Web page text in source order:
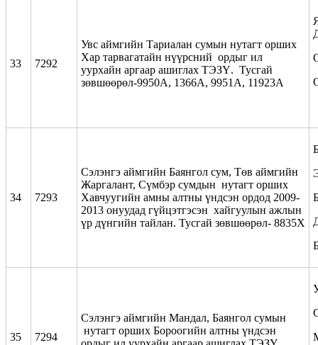
33 7292
Увс аймгийн Тариалан сумын нутагт орших
Хар тарвагатайн нүүрсний ордыг ил
уурхайн аргаар ашиглах ТЭЗҮ. Тусгай
зөвшөөрөл-9950А, 1366А, 9951А, 11923А
34 7293
Сэлэнгэ аймгийн Баянгол сум, Төв аймгийн
Жаргалант, Сүмбэр сумдын нутагт орших
Хавчуугийн амны алтны үндсэн ордод 2009-
2013 онуудад гүйцэтгэсэн хайгуулын ажлын
үр дүнгийн тайлан. Тусгай зөвшөөрөл- 8835Х
35 7294
Сэлэнгэ аймгийн Мандал, Баянгол сумын
нутагт орших Бороогийн алтны үндсэн